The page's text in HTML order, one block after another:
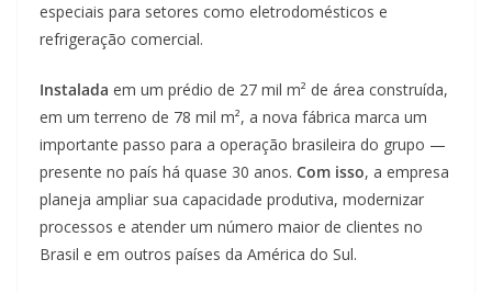
especiais para setores como eletrodomésticos e
refrigeração comercial.
Instalada em um prédio de 27 mil m² de área construída,
em um terreno de 78 mil m², a nova fábrica marca um
importante passo para a operação brasileira do grupo —
presente no país há quase 30 anos. Com isso, a empresa
planeja ampliar sua capacidade produtiva, modernizar
processos e atender um número maior de clientes no
Brasil e em outros países da América do Sul.